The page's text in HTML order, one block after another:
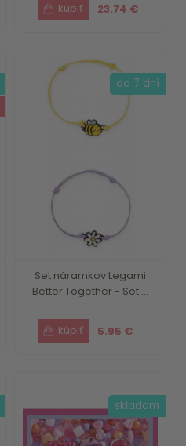
23.74 €
Set náramkov Legami
Better Together - Set ...
5.95 €
do 7 dní
skladom